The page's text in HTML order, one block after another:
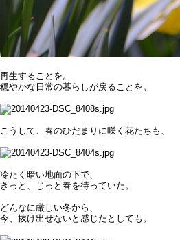
再生することを。
穏やかな日常の暮らしが戻ることを。
こうして、春のひだまりに咲く花たちも、
冷たく暗い地面の下で、
きっと、じっと春を待っていた。
どんなに厳しい冬から、
今、抜け出せないと感じたとしても。